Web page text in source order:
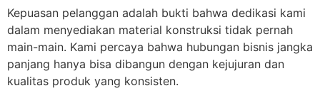
Kepuasan pelanggan adalah bukti bahwa dedikasi kami
dalam menyediakan material konstruksi tidak pernah
main-main. Kami percaya bahwa hubungan bisnis jangka
panjang hanya bisa dibangun dengan kejujuran dan
kualitas produk yang konsisten.